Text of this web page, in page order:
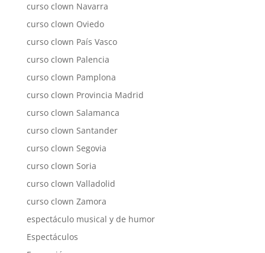
curso clown Navarra
curso clown Oviedo
curso clown País Vasco
curso clown Palencia
curso clown Pamplona
curso clown Provincia Madrid
curso clown Salamanca
curso clown Santander
curso clown Segovia
curso clown Soria
curso clown Valladolid
curso clown Zamora
espectáculo musical y de humor
Espectáculos